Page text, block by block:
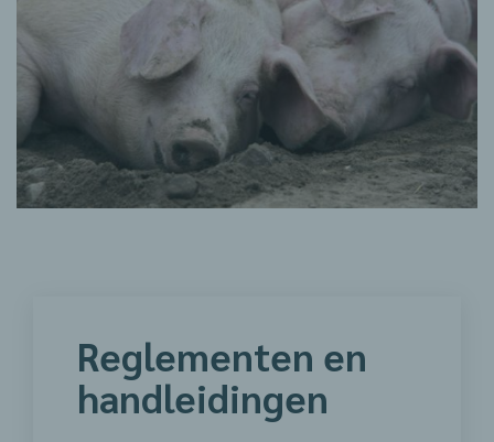
Reglementen en
handleidingen